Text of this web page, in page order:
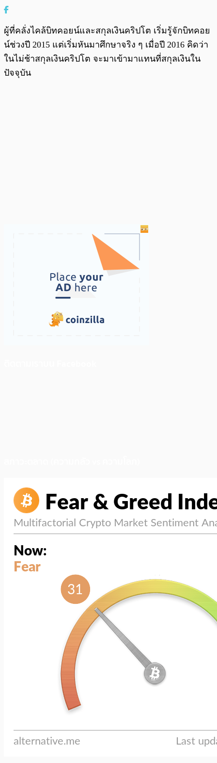
ผู้ที่คลั่งไคล้บิทคอยน์และสกุลเงินคริปโต เริ่มรู้จักบิทคอย
น์ช่วงปี 2015 แต่เริ่มหันมาศึกษาจริง ๆ เมื่อปี 2016 คิดว่า
ในไม่ช้าสกุลเงินคริปโต จะมาเข้ามาแทนที่สกุลเงินใน
ปัจจุบัน